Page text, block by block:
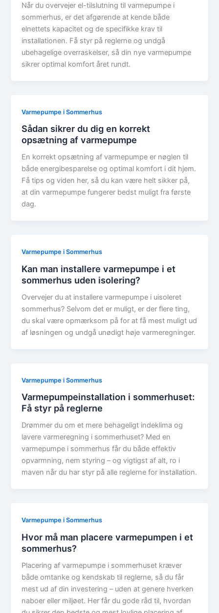
Når du overvejer el-tilslutning til varmepumpe i
sommerhus, er det afgørende at kende både
elnettets kapacitet og de specifikke krav til
installationen. Få styr på reglerne og undgå
ubehagelige overraskelser, så din nye varmepumpe
sikrer optimal komfort året rundt.
Varmepumpe i Sommerhus
Sådan sikrer du dig en korrekt
opsætning af varmepumpe
En korrekt opsætning af varmepumpe er nøglen til
både energibesparelse og optimal komfort i dit hjem.
Få tips og viden her, så du kan være helt sikker på,
at din varmepumpe fungerer bedst muligt fra første
dag.
Varmepumpe i Sommerhus
Kan man installere varmepumpe i et
sommerhus uden isolering?
Overvejer du at installere varmepumpe i uisoleret
sommerhus? Selvom det er muligt, er der flere ting,
du skal være opmærksom på for at få mest muligt ud
af løsningen og undgå unødigt høje varmeregninger.
Varmepumpe i Sommerhus
Varmepumpeinstallation i sommerhuset:
Få styr på reglerne
Drømmer du om et mere behageligt indeklima og
lavere varmeregning i sommerhuset? Med en
varmepumpe i sommerhus får du både effektiv
opvarmning, nem styring – og vigtigst af alt, ro i
maven når du har styr på alle reglerne for installation.
Varmepumpe i Sommerhus
Hvor må man placere varmepumpen i et
sommerhus?
Placering af varmepumpe i sommerhuset kræver
både omtanke og kendskab til reglerne, så du får
mest ud af din investering – uden at genere hverken
naboer eller miljøet. Her får du gode råd til, hvordan